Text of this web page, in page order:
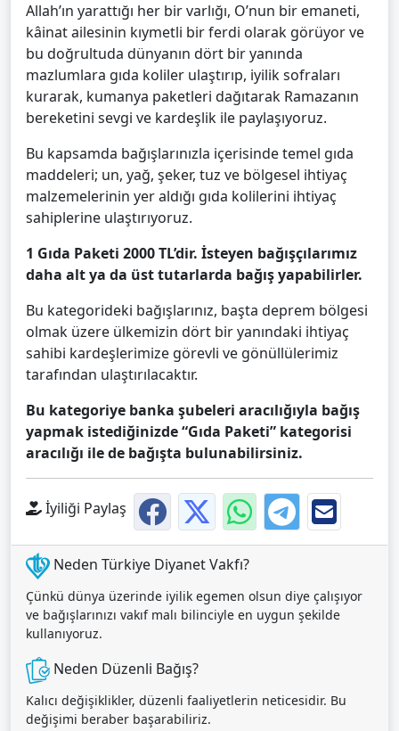
Allah’ın yarattığı her bir varlığı, O’nun bir emaneti,
kâinat ailesinin kıymetli bir ferdi olarak görüyor ve
bu doğrultuda dünyanın dört bir yanında
mazlumlara gıda koliler ulaştırıp, iyilik sofraları
kurarak, kumanya paketleri dağıtarak Ramazanın
bereketini sevgi ve kardeşlik ile paylaşıyoruz.
Bu kapsamda bağışlarınızla içerisinde temel gıda
maddeleri; un, yağ, şeker, tuz ve bölgesel ihtiyaç
malzemelerinin yer aldığı gıda kolilerini ihtiyaç
sahiplerine ulaştırıyoruz.
1 Gıda Paketi 2000 TL’dir. İsteyen bağışçılarımız
daha alt ya da üst tutarlarda bağış yapabilirler.
Bu kategorideki bağışlarınız, başta deprem bölgesi
olmak üzere ülkemizin dört bir yanındaki ihtiyaç
sahibi kardeşlerimize görevli ve gönüllülerimiz
tarafından ulaştırılacaktır.
Bu kategoriye banka şubeleri aracılığıyla bağış
yapmak istediğinizde “Gıda Paketi” kategorisi
aracılığı ile de bağışta bulunabilirsiniz.
İyiliği Paylaş
Neden Türkiye Diyanet Vakfı?
Çünkü dünya üzerinde iyilik egemen olsun diye çalışıyor
ve bağışlarınızı vakıf malı bilinciyle en uygun şekilde
kullanıyoruz.
Neden Düzenli Bağış?
Kalıcı değişiklikler, düzenli faaliyetlerin neticesidir. Bu
değişimi beraber başarabiliriz.